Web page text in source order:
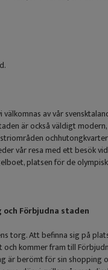
av vår
är också väldigt
vår resa med ett besök
platsen för de
Förbjudna staden
torg. Att befinna sig på
kommer fram till
är berömt för sin